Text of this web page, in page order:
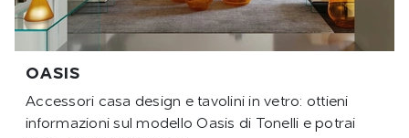
OASIS
Accessori casa design e tavolini in vetro: ottieni
informazioni sul modello Oasis di Tonelli e potrai